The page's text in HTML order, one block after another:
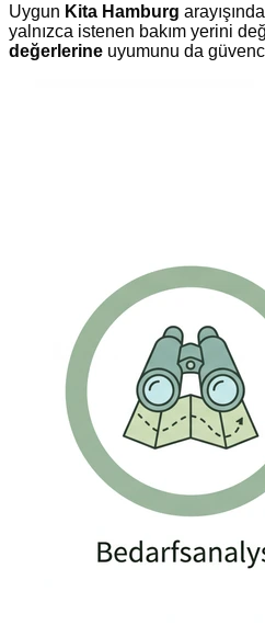
Uygun Kita Hamburg
yalnızca istenen bakım yerini
değerlerine uyumunu da